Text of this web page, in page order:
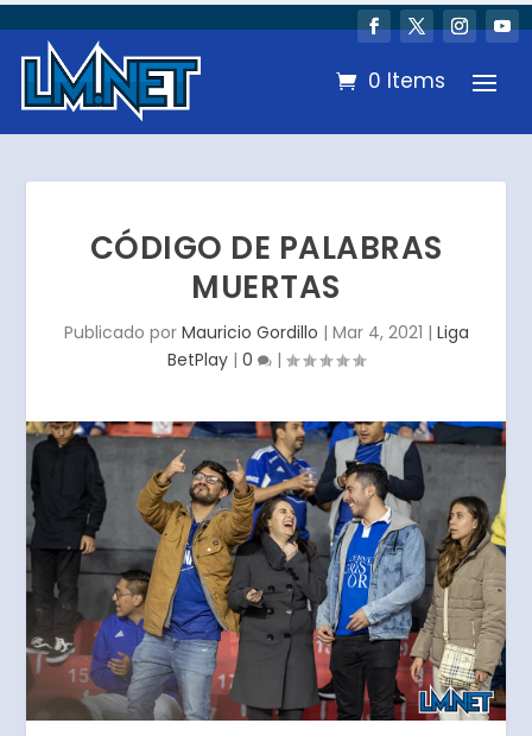
0 Items
CÓDIGO DE PALABRAS
MUERTAS
Publicado por Mauricio Gordillo | Mar 4, 2021 | Liga
BetPlay | 0 |